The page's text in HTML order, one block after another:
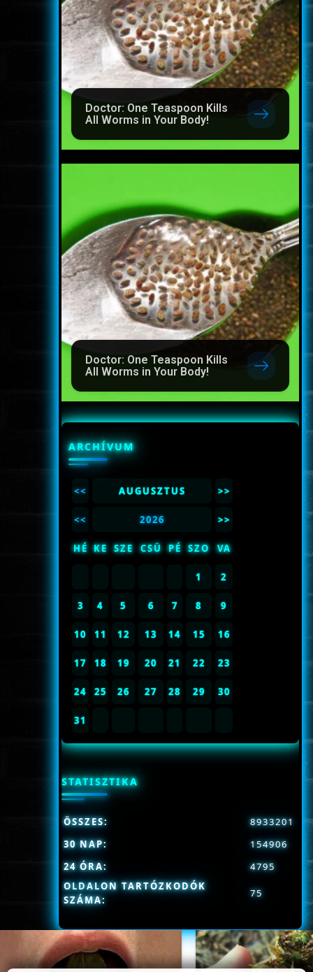
Doctor: One Teaspoon Kills
All Worms in Your Body!
Doctor: One Teaspoon Kills
All Worms in Your Body!
ARCHÍVUM
<< AUGUSZTUS >>
<< 2026 >>
HÉ KE SZE CSÜ PÉ SZO VA
1 2
3 4 5 6 7 8 9
10 11 12 13 14 15 16
17 18 19 20 21 22 23
24 25 26 27 28 29 30
31
STATISZTIKA
OLDALON TARTÓZKODÓK
SZÁMA:
75
ÖSSZES:
8933201
30 NAP:
154906
24 ÓRA:
4795